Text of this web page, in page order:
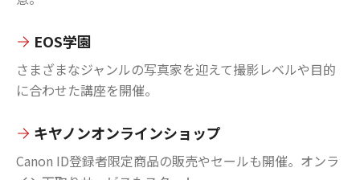
EOS学園
さまざまなジャンルの写真家を迎えて撮影レベルや目的
に合わせた講座を開催。
キヤノンオンラインショップ
Canon ID登録者限定商品の販売やセールも開催。オンラ